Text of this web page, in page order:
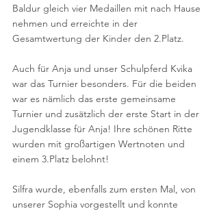
Baldur gleich vier Medaillen mit nach Hause
nehmen und erreichte in der
Gesamtwertung der Kinder den 2.Platz.
Auch für Anja und unser Schulpferd Kvika
war das Turnier besonders. Für die beiden
war es nämlich das erste gemeinsame
Turnier und zusätzlich der erste Start in der
Jugendklasse für Anja! Ihre schönen Ritte
wurden mit großartigen Wertnoten und
einem 3.Platz belohnt!
Silfra wurde, ebenfalls zum ersten Mal, von
unserer Sophia vorgestellt und konnte